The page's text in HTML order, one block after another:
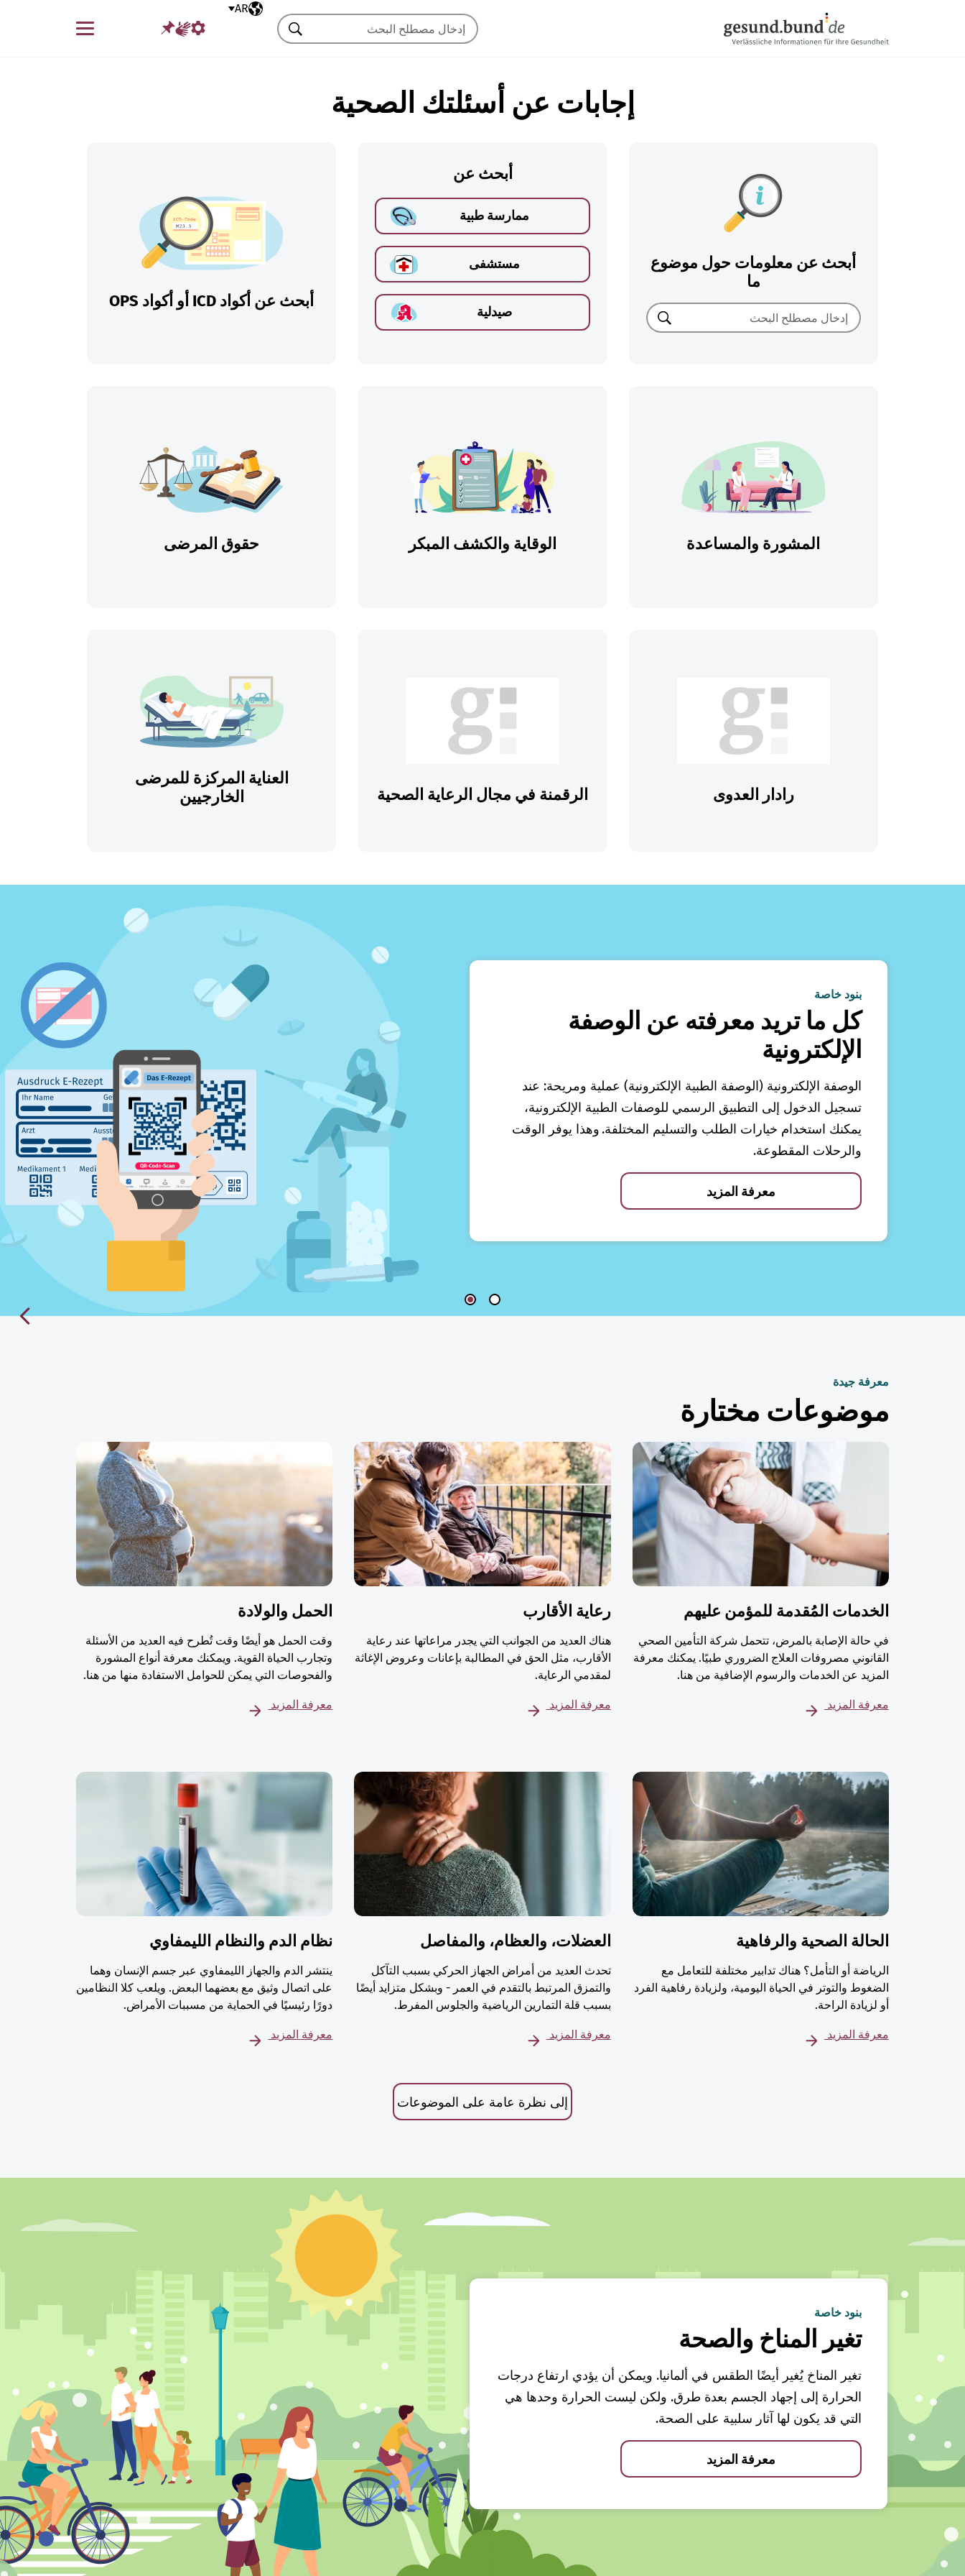
اللغة المختارةAR
قائمة
بحث
إجابات عن أسئلتك الصحية
أبحث عن معلومات حول موضوع
ما
بحث
أبحث عن
ممارسة طبية
مستشفى
صيدلية
أبحث عن أكواد ICD أو أكواد OPS
المشورة والمساعدة الوقاية والكشف المبكر حقوق المرضى
رادار العدوى الرقمنة في مجال الرعاية الصحية
العناية المركزة للمرضى
الخارجيين
بنود خاصة
كل ما تريد معرفته عن الوصفة
الإلكترونية
الوصفة الإلكترونية (الوصفة الطبية الإلكترونية) عملية ومريحة: عند
تسجيل الدخول إلى التطبيق الرسمي للوصفات الطبية الإلكترونية،
يمكنك استخدام خيارات الطلب والتسليم المختلفة. وهذا يوفر الوقت
والرحلات المقطوعة.
معرفة المزيد
معرفة جيدة
موضوعات مختارة
الخدمات المُقدمة للمؤمن عليهم
في حالة الإصابة بالمرض، تتحمل شركة التأمين الصحي
القانوني مصروفات العلاج الضروري طبيًا. يمكنك معرفة
المزيد عن الخدمات والرسوم الإضافية من هنا.
معرفة المزيد
رعاية الأقارب
هناك العديد من الجوانب التي يجدر مراعاتها عند رعاية
الأقارب، مثل الحق في المطالبة بإعانات وعروض الإغاثة
لمقدمي الرعاية.
معرفة المزيد
الحمل والولادة
وقت الحمل هو أيضًا وقت تُطرح فيه العديد من الأسئلة
وتجارب الحياة القوية. ويمكنك معرفة أنواع المشورة
والفحوصات التي يمكن للحوامل الاستفادة منها من هنا.
معرفة المزيد
الحالة الصحية والرفاهية
الرياضة أو التأمل؟ هناك تدابير مختلفة للتعامل مع
الضغوط والتوتر في الحياة اليومية، ولزيادة رفاهية الفرد
أو لزيادة الراحة.
معرفة المزيد
العضلات، والعظام، والمفاصل
تحدث العديد من أمراض الجهاز الحركي بسبب التآكل
والتمزق المرتبط بالتقدم في العمر - وبشكل متزايد أيضًا
بسبب قلة التمارين الرياضية والجلوس المفرط.
معرفة المزيد
نظام الدم والنظام الليمفاوي
ينتشر الدم والجهاز الليمفاوي عبر جسم الإنسان وهما
على اتصال وثيق مع بعضهما البعض. ويلعب كلا النظامين
دورًا رئيسيًا في الحماية من مسببات الأمراض.
معرفة المزيد
إلى نظرة عامة على الموضوعات
بنود خاصة
تغير المناخ والصحة
تغير المناخ يُغير أيضًا الطقس في ألمانيا. ويمكن أن يؤدي ارتفاع درجات
الحرارة إلى إجهاد الجسم بعدة طرق. ولكن ليست الحرارة وحدها هي
التي قد يكون لها آثار سلبية على الصحة.
معرفة المزيد